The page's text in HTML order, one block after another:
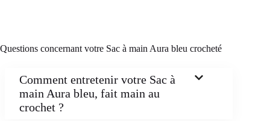
Questions concernant votre Sac à main Aura bleu crocheté
Comment entretenir votre Sac à
main Aura bleu, fait main au
crochet ?